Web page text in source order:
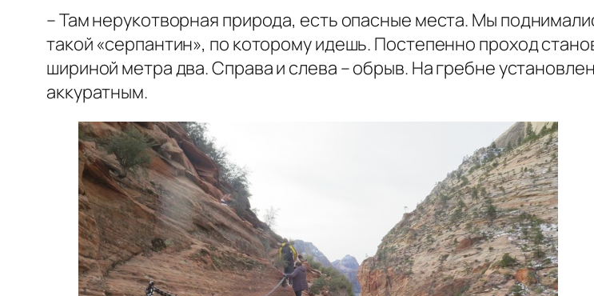
– Там нерукотворная природа, есть опасные места. Мы
такой «серпантин», по которому идешь. Постепенно проход
шириной метра два. Справа и слева – обрыв. На гребне
аккуратным.